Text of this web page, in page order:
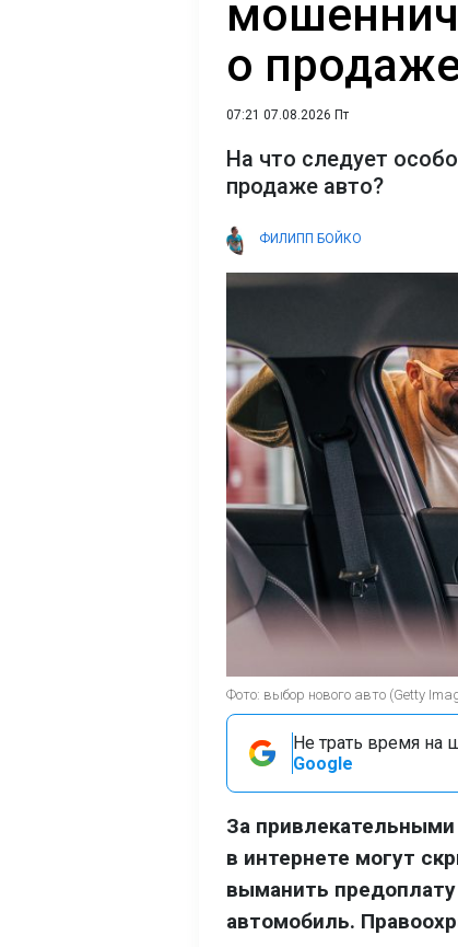
о
07:21 07.08.2026 Пт
На что следует
продаже авто?
ФИЛИПП БОЙКО
Фото: выбор нового авто (Getty
Не трать время на
Google
За
в интернете могут
выманить
автомобиль.